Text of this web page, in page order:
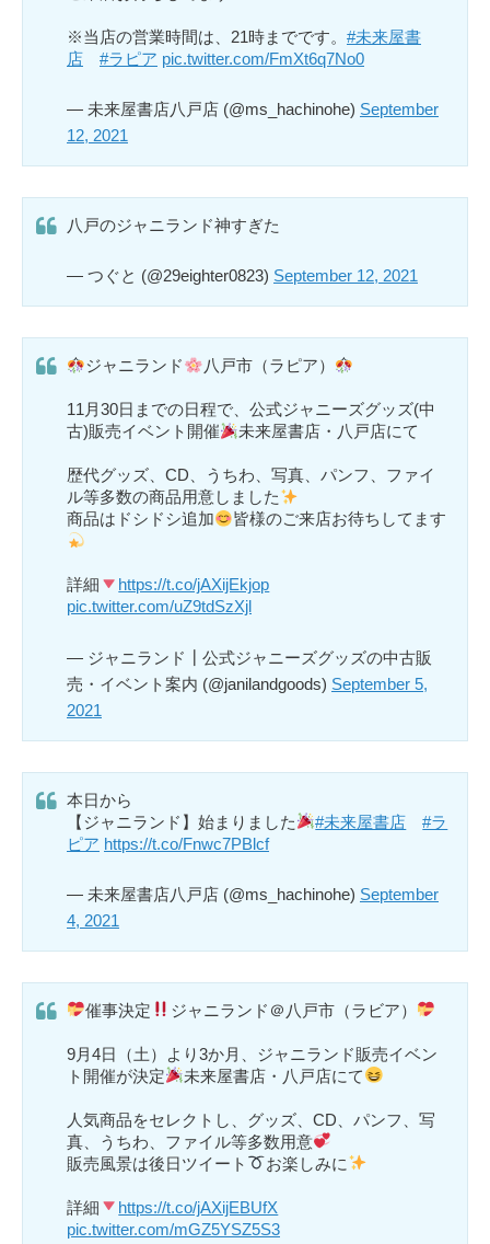
※当店の営業時間は、21時までです。 #未来屋書
店
#ラピア pic.twitter.com/FmXt6q7No0
— 未来屋書店八戸店 (@ms_hachinohe) September
12, 2021
八戸のジャニランド神すぎた
— つぐと (@29eighter0823) September 12, 2021
ジャニランド 八戸市（ラピア）
11月30日までの日程で、公式ジャニーズグッズ(中
古)販売イベント開催
未来屋書店・八戸店にて
歴代グッズ、CD、うちわ、写真、パンフ、ファイ
ル等多数の商品用意しました
商品はドシドシ追加
皆様のご来店お待ちしてます
詳細
https://t.co/jAXijEkjop
pic.twitter.com/uZ9tdSzXjl
— ジャニランド┃公式ジャニーズグッズの中古販
売・イベント案内 (@janilandgoods) September 5,
2021
本日から
【ジャニランド】始まりました
#未来屋書店
#ラ
ピア https://t.co/Fnwc7PBlcf
— 未来屋書店八戸店 (@ms_hachinohe) September
4, 2021
催事決定 ジャニランド＠八戸市（ラビア）
9月4日（土）より3か月、ジャニランド販売イベン
ト開催が決定
未来屋書店・八戸店にて
人気商品をセレクトし、グッズ、CD、パンフ、写
真、うちわ、ファイル等多数用意
販売風景は後日ツイート
お楽しみに
詳細
https://t.co/jAXijEBUfX
pic.twitter.com/mGZ5YSZ5S3